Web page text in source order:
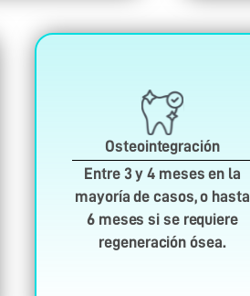
Osteointegración
Entre 3 y 4 meses en la
mayoría de casos, o hasta
6 meses si se requiere
regeneración ósea.